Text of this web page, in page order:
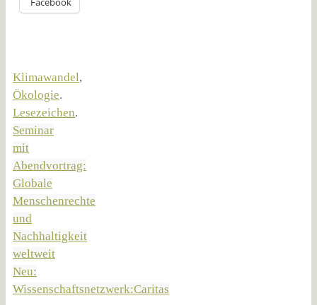
Klimawandel,
Ökologie.
Lesezeichen.
Seminar
mit
Abendvortrag:
Globale
Menschenrechte
und
Nachhaltigkeit
weltweit
Neu:
Wissenschaftsnetzwerk:Caritas